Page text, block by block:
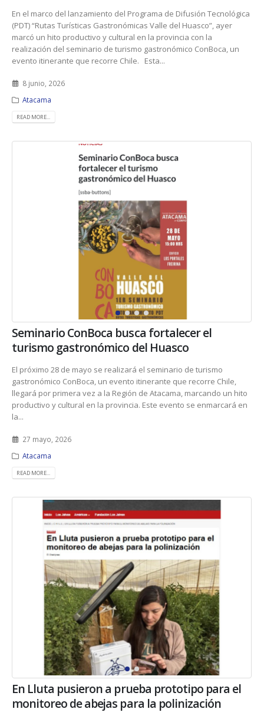
En el marco del lanzamiento del Programa de Difusión Tecnológica
(PDT) “Rutas Turísticas Gastronómicas Valle del Huasco”, ayer
marcó un hito productivo y cultural en la provincia con la
realización del seminario de turismo gastronómico ConBoca, un
evento itinerante que recorre Chile. Esta...
8 junio, 2026
Atacama
READ MORE...
Seminario ConBoca busca fortalecer el
turismo gastronómico del Huasco
El próximo 28 de mayo se realizará el seminario de turismo
gastronómico ConBoca, un evento itinerante que recorre Chile,
llegará por primera vez a la Región de Atacama, marcando un hito
productivo y cultural en la provincia. Este evento se enmarcará en
la...
27 mayo, 2026
Atacama
READ MORE...
En Lluta pusieron a prueba prototipo para el
monitoreo de abejas para la polinización